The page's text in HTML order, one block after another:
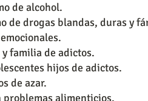
de alcohol.
de drogas blandas, duras y
familia de adictos.
hijos de adictos.
de azar.
problemas alimenticios.